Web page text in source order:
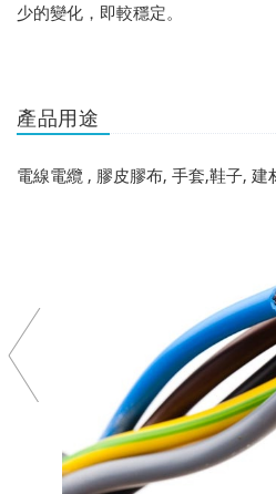
少的變化，即較穩定。
產品用途
電線電纜 , 膠皮膠布, 手套,鞋子, 建